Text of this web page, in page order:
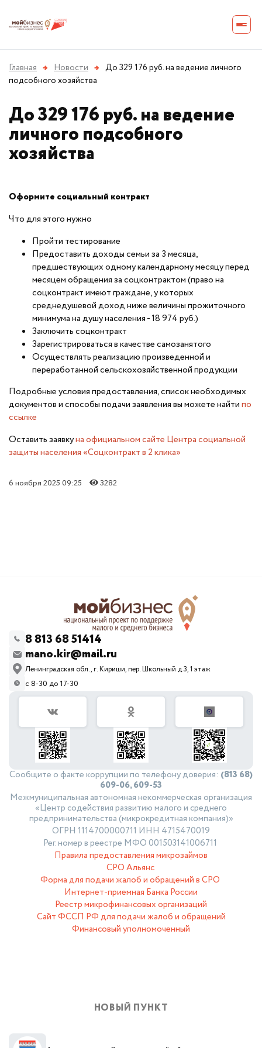
Главная → Новости → До 329 176 руб. на ведение личного
подсобного хозяйства
До 329 176 руб. на ведение
личного подсобного
хозяйства
Оформите социальный контракт
Что для этого нужно
Пройти тестирование
Предоставить доходы семьи за 3 месяца,
предшествующих одному календарному месяцу перед
месяцем обращения за соцконтрактом (право на
соцконтракт имеют граждане, у которых
среднедушевой доход ниже величины прожиточного
минимума на душу населения - 18 974 руб.)
Заключить соцконтракт
Зарегистрироваться в качестве самозанятого
Осуществлять реализацию произведенной и
переработанной сельскохозяйственной продукции
Подробные условия предоставления, список необходимых
документов и способы подачи заявления вы можете найтипо
ссылке
Оставить заявкуна официальном сайте Центра социальной
защиты населения «Соцконтракт в 2 клика»
6 ноября 2025 09:25 3282
8 813 68 51414
mano.kir@mail.ru
Ленинградская обл., г. Кириши, пер. Школьный д.3, 1 этаж
с 8-30 до 17-30
Сообщите о факте коррупции по телефону доверия: (813 68)
609-06, 609-53
Межмуниципальная автономная некоммерческая организация
«Центр содействия развитию малого и среднего
предпринимательства (микрокредитная компания)»
ОГРН 1114700000711 ИНН 4715470019
Рег. номер в реестре МФО 001503141006711
Правила предоставления микрозаймов
СРО Альянс
Форма для подачи жалоб и обращений в СРО
Интернет-приемная Банка России
Реестр микрофинансовых организаций
Сайт ФССП РФ для подачи жалоб и обращений
Финансовый уполномоченный
НОВЫЙ ПУНКТ